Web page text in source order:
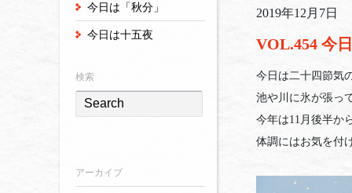
今日は「秋分」
今日は十五夜
検索
アーカイブ
2019年12月7日
VOL.454 今
今日は二十四節気
池や川に氷が張っ
今年は11月後半か
体調にはお気を付